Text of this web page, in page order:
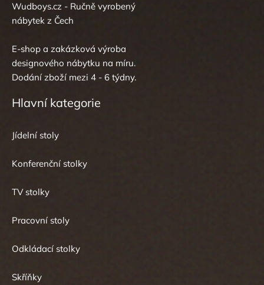
Wudboys.cz - Ručně vyrobený
nábytek z Čech
E-shop a zakázková výroba
designového nábytku na míru.
Dodání zboží mezi 4 - 6 týdny.
Hlavní kategorie
Jídelní stoly
Konferenční stolky
TV stolky
Pracovní stoly
Odkládací stolky
Skříňky